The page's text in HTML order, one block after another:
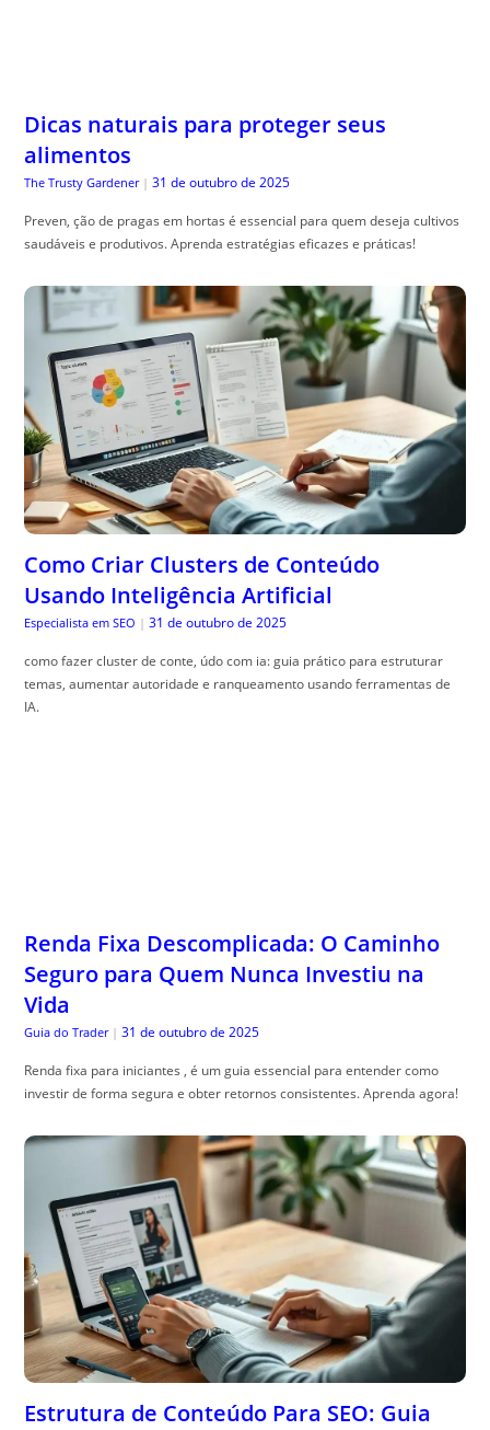
Dicas naturais para proteger seus
alimentos
The Trusty Gardener | 31 de outubro de 2025
Preven, ção de pragas em hortas é essencial para quem deseja cultivos
saudáveis e produtivos. Aprenda estratégias eficazes e práticas!
Como Criar Clusters de Conteúdo
Usando Inteligência Artificial
Especialista em SEO | 31 de outubro de 2025
como fazer cluster de conte, údo com ia: guia prático para estruturar
temas, aumentar autoridade e ranqueamento usando ferramentas de
IA.
Renda Fixa Descomplicada: O Caminho
Seguro para Quem Nunca Investiu na
Vida
Guia do Trader | 31 de outubro de 2025
Renda fixa para iniciantes , é um guia essencial para entender como
investir de forma segura e obter retornos consistentes. Aprenda agora!
Estrutura de Conteúdo Para SEO: Guia